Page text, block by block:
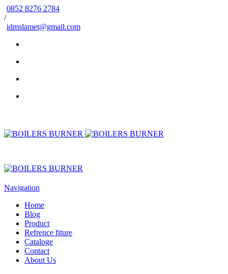
0852 8276 2784
/
idmslamet@gmail.com
Navigation
Home
Blog
Product
Refrence fiture
Cataloge
Contact
About Us